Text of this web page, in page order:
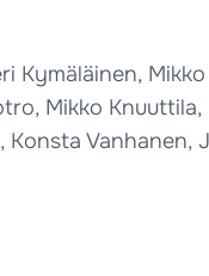
Kymäläinen,
Mikko
Konsta Vanhanen,